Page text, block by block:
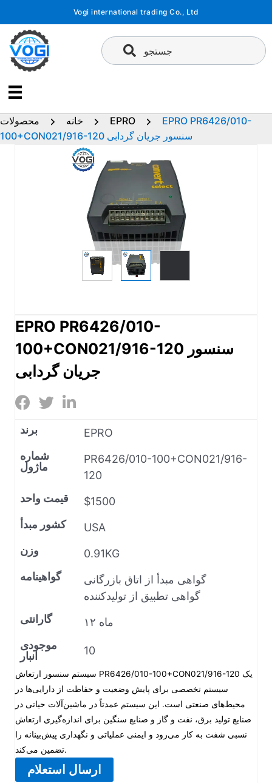
محتوا
Vogi international trading Co., Ltd
جستجو
خانه محصولات EPRO
EPRO PR6426/010-
100+CON021/916-120 سنسور جریان گردابی
EPRO PR6426/010-
100+CON021/916-120 سنسور
جریان گردابی
برند
EPRO
شماره
ماژول
PR6426/010-100+CON021/916-
120
قیمت واحد
$1500
کشور مبدأ
USA
وزن
0.91KG
گواهینامه
گواهی مبدأ از اتاق بازرگانی
گواهی تطبیق از تولیدکننده
گارانتی
۱۲ ماه
موجودی
انبار
10
سیستم سنسور ارتعاش PR6426/010-100+CON021/916-120 یک
سیستم تخصصی برای پایش وضعیت و حفاظت از دارایی‌ها در
محیط‌های صنعتی است. این سیستم عمدتاً در ماشین‌آلات حیاتی در
صنایع تولید برق، نفت و گاز و صنایع سنگین برای اندازه‌گیری ارتعاش
نسبی شفت به کار می‌رود و ایمنی عملیاتی و نگهداری پیش‌بینانه را
تضمین می‌کند.
ارسال استعلام